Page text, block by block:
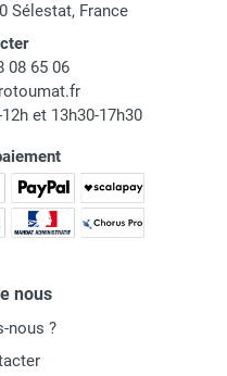
Sélestat, France
08 65 06
et 13h30-17h30
nous
nous ?